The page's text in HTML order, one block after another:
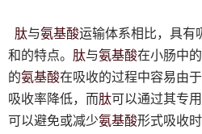
肽与氨基酸运输体系相比，具有
和的特点。 肽与氨基酸在小肠中
的氨基酸在吸收的过程中容易由
吸收率降低，而肽可以通过其专
可以避免或减少氨基酸形式吸收